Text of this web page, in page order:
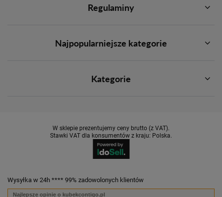
Regulaminy
Najpopularniejsze kategorie
Kategorie
W sklepie prezentujemy ceny brutto (z VAT).
Stawki VAT dla konsumentów z kraju: Polska.
Wysyłka w 24h **** 99% zadowolonych klientów
Najlepsze opinie o kubekcontigo.pl